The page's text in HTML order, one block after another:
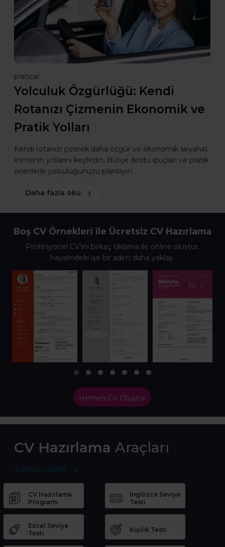
praticar
Yolculuk Özgürlüğü: Kendi
Rotanızı Çizmenin Ekonomik ve
Pratik Yolları
Kendi rotanızı çizerek daha özgür ve ekonomik seyahat
etmenin yollarını keşfedin. Bütçe dostu ipuçları ve pratik
önerilerle yolculuğunuzu planlayın.
Daha fazla oku
Boş CV Örnekleri ile Ücretsiz CV Hazırlama
Profesyonel CV’ini birkaç tıklama ile online oluştur,
hayalindeki işe bir adım daha yaklaş.
Hemen CV Oluştur
CV Hazırlama Araçları
Tümünü İncele
CV Hazırlama
Programı
İngilizce Seviye
Testi
Excel Seviye
Testi
Kişilik Testi